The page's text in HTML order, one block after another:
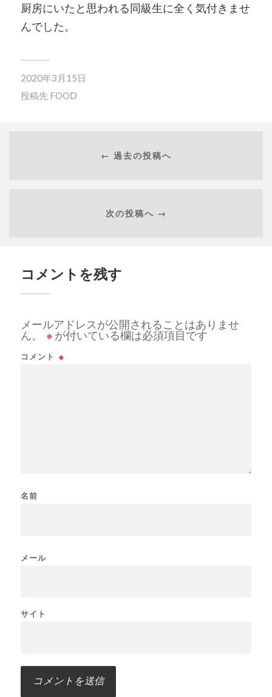
厨房にいたと思われる同級生に全く気付きませ
んでした。
2020年3月15日
投稿先 FOOD
← 過去の投稿へ
次の投稿へ →
コメントを残す
メールアドレスが公開されることはありませ
ん。
※ が付いている欄は必須項目です
コメント ※
名前
メール
サイト